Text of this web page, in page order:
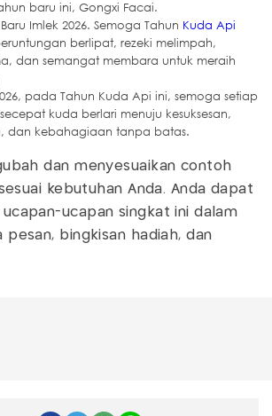
baru ini, Gongxi Facai.
Imlek 2026. Semoga Tahun Kuda Api
berlipat, rezeki melimpah,
dan semangat membara untuk meraih
pada Tahun Kuda Api ini, semoga setiap
kuda berlari menuju kesuksesan,
dan kebahagiaan tanpa batas.
dan menyesuaikan contoh
kebutuhan Anda. Anda dapat
ucapan singkat ini dalam
pesan, bingkisan hadiah, dan